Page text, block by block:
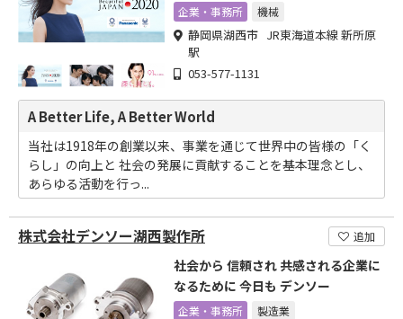
企業・事務所 機械
静岡県湖西市 JR東海道本線 新所原
駅
053-577-1131
A Better Life, A Better World
当社は1918年の創業以来、事業を通じて世界中の皆様の「く
らし」の向上と 社会の発展に貢献することを基本理念とし、
あらゆる活動を行っ...
株式会社デンソー湖西製作所 追加
社会から 信頼され 共感される企業に
なるために 今日も デンソー
企業・事務所 製造業